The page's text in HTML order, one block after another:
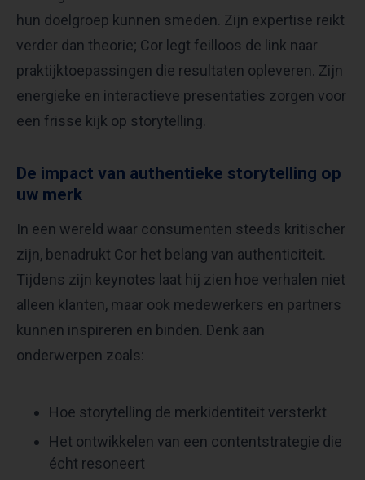
hun doelgroep kunnen smeden. Zijn expertise reikt
verder dan theorie; Cor legt feilloos de link naar
praktijktoepassingen die resultaten opleveren. Zijn
energieke en interactieve presentaties zorgen voor
een frisse kijk op storytelling.
De impact van authentieke storytelling op
uw merk
In een wereld waar consumenten steeds kritischer
zijn, benadrukt Cor het belang van authenticiteit.
Tijdens zijn keynotes laat hij zien hoe verhalen niet
alleen klanten, maar ook medewerkers en partners
kunnen inspireren en binden. Denk aan
onderwerpen zoals:
Hoe storytelling de merkidentiteit versterkt
Het ontwikkelen van een contentstrategie die
écht resoneert